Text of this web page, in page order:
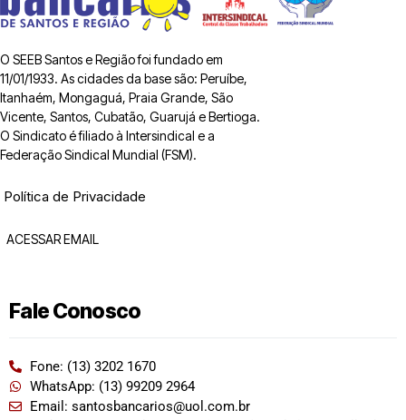
O SEEB Santos e Região foi fundado em
11/01/1933. As cidades da base são: Peruíbe,
Itanhaém, Mongaguá, Praia Grande, São
Vicente, Santos, Cubatão, Guarujá e Bertioga.
O Sindicato é filiado à Intersindical e a
Federação Sindical Mundial (FSM).
Política de Privacidade
ACESSAR EMAIL
Fale Conosco
Fone: (13) 3202 1670
WhatsApp: (13) 99209 2964
Email: santosbancarios@uol.com.br